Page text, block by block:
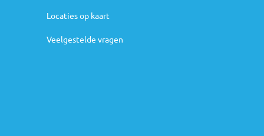
Locaties op kaart
Veelgestelde vragen